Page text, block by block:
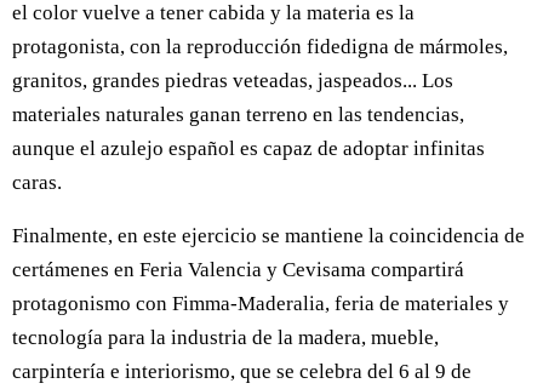
el color vuelve a tener cabida y la materia es la
protagonista, con la reproducción fidedigna de mármoles,
granitos, grandes piedras veteadas, jaspeados... Los
materiales naturales ganan terreno en las tendencias,
aunque el azulejo español es capaz de adoptar infinitas
caras.
Finalmente, en este ejercicio se mantiene la coincidencia de
certámenes en Feria Valencia y Cevisama compartirá
protagonismo con Fimma-Maderalia, feria de materiales y
tecnología para la industria de la madera, mueble,
carpintería e interiorismo, que se celebra del 6 al 9 de